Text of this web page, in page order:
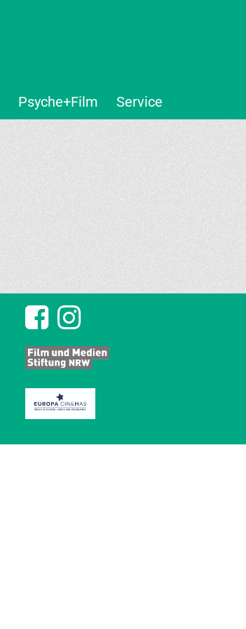
Psyche+Film Service